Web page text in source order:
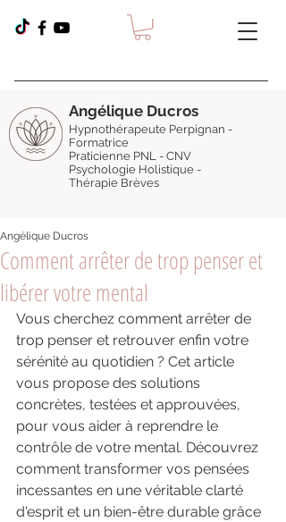
Angélique Ducros
Hypnothérapeute Perpignan -
Formatrice
Praticienne PNL - CNV
Psychologie Holistique -
Thérapie Brèves
Comment arrêter de trop penser et
libérer votre mental
Angélique Ducros
Vous cherchez comment arrêter de
trop penser et retrouver enfin votre
sérénité au quotidien ? Cet article
vous propose des solutions
concrètes, testées et approuvées,
pour vous aider à reprendre le
contrôle de votre mental. Découvrez
comment transformer vos pensées
incessantes en une véritable clarté
d'esprit et un bien-être durable grâce